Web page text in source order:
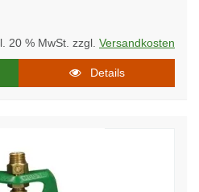
20 % MwSt. zzgl. Versandkosten
Details